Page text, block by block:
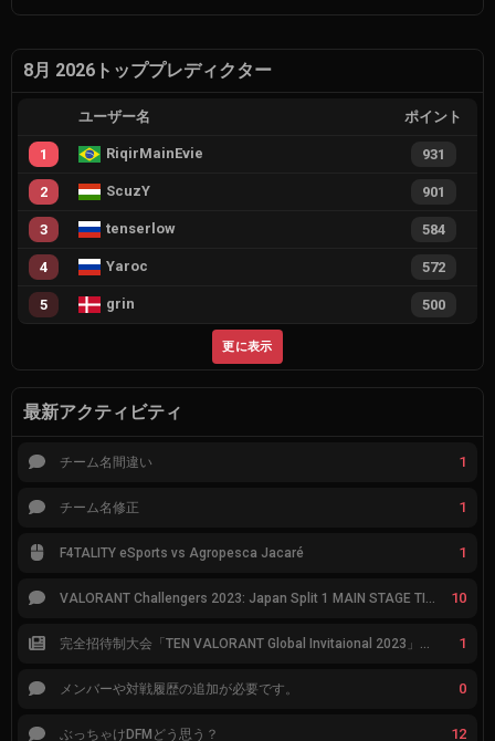
8月 2026トッププレディクター
ユーザー名 ポイント
1 RiqirMainEvie 931
2 ScuzY 901
3 tenserlow 584
4 Yaroc 572
5 grin 500
更に表示
最新アクティビティ
チーム名間違い 1
チーム名修正 1
F4TALITY eSports vs Agropesca Jacaré 1
10
1
メンバーや対戦履歴の追加が必要です。 0
ぶっちゃけDFMどう思う？ 12